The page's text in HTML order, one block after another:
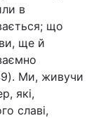
в
що
ще й
Ми, живучи
які,
славі,